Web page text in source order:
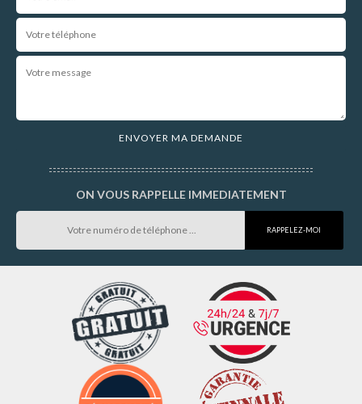
ON VOUS RAPPELLE IMMEDIATEMENT